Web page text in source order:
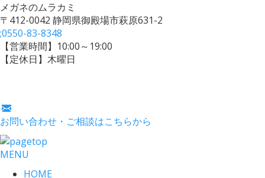
メガネのムラカミ
〒412-0042 静岡県御殿場市萩原631-2
;0550-83-8348
【営業時間】10:00～19:00
【定休日】木曜日
お問い合わせ・ご相談はこちらから
MENU
HOME